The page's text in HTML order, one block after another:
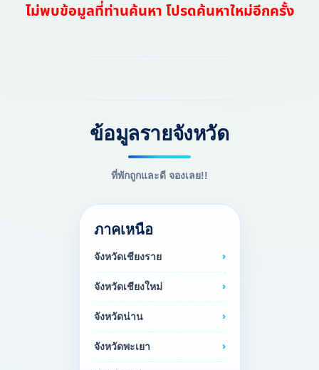
ไม่พบข้อมูลที่ท่านค้นหา โปรดค้นหาใหม่อีกครั้ง
ข้อมูลรายจังหวัด
ที่พักถูกและดี จองเลย!!
ภาคเหนือ
จังหวัดเชียงราย
จังหวัดเชียงใหม่
จังหวัดน่าน
จังหวัดพะเยา